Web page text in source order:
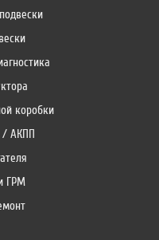
коробки
/ АКПП
ГРМ